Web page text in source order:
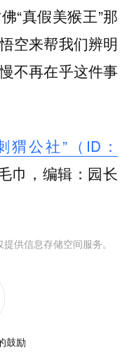
“真假美猴王”那
空来帮我们辨明
不再在乎这件事
猬公社”（ID：
巾，编辑：园长
供信息存储空间服务。
鼓励